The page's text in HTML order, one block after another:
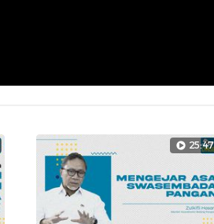
25:47